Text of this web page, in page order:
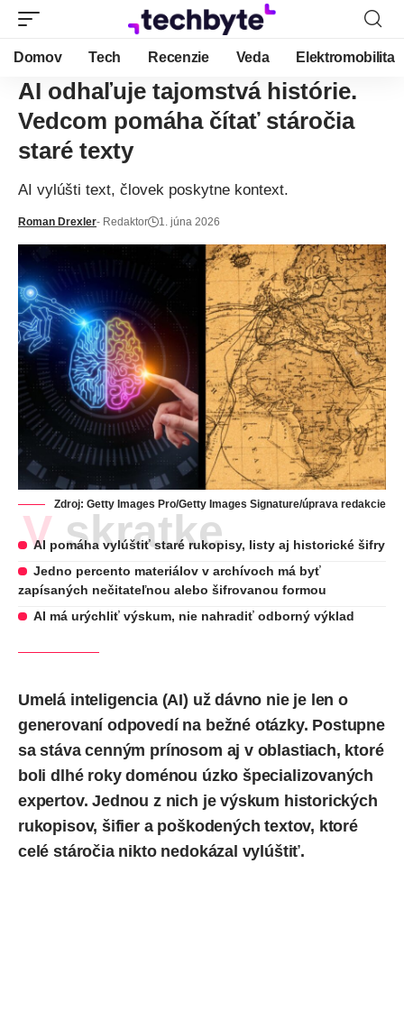
Domov Tech Recenzie Veda Elektromobilita
AI odhaľuje tajomstvá histórie.
Vedcom pomáha čítať stáročia
staré texty
AI vylúšti text, človek poskytne kontext.
Roman Drexler- Redaktor 1. júna 2026
Zdroj: Getty Images Pro/Getty Images Signature/úprava redakcie
V skratke
AI pomáha vylúštiť staré rukopisy, listy aj historické šifry
Jedno percento materiálov v archívoch má byť
zapísaných nečitateľnou alebo šifrovanou formou
AI má urýchliť výskum, nie nahradiť odborný výklad
Umelá inteligencia (AI) už dávno nie je len o
generovaní odpovedí na bežné otázky. Postupne
sa stáva cenným prínosom aj v oblastiach, ktoré
boli dlhé roky doménou úzko špecializovaných
expertov. Jednou z nich je výskum historických
rukopisov, šifier a poškodených textov, ktoré
celé stáročia nikto nedokázal vylúštiť.